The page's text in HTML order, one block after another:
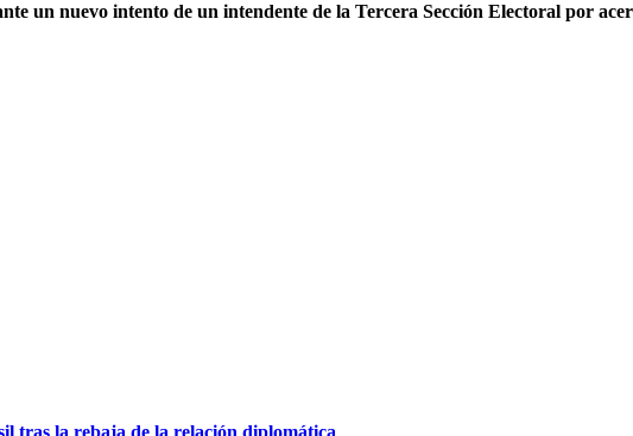
un nuevo intento de un intendente de la Tercera Sección Electoral por